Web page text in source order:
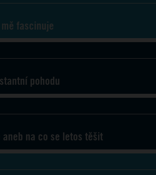
fascinuje
pohodu
aneb na co se letos těšit